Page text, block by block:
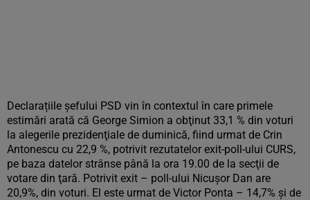
Declarațiile șefului PSD vin în contextul în care primele
estimări arată că George Simion a obţinut 33,1 % din voturi
la alegerile prezidenţiale de duminică, fiind urmat de Crin
Antonescu cu 22,9 %, potrivit rezutatelor exit-poll-ului CURS,
pe baza datelor strânse până la ora 19.00 de la secţii de
votare din ţară. Potrivit exit – poll-ului Nicuşor Dan are
20,9%, din voturi. El este urmat de Victor Ponta – 14,7% şi de